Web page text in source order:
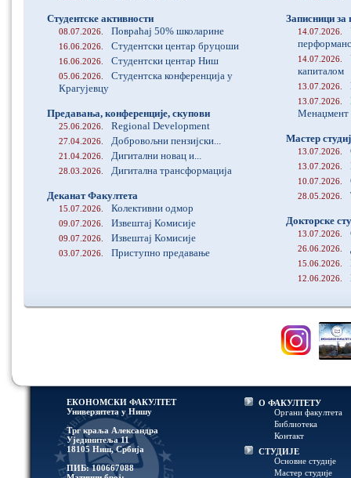
Студентске активности
08.07.2026. Повраћај 50% школарине
16.06.2026. Студентски центар бруцоши
16.06.2026. Студентски центар Ниш
05.06.2026.
Студентска конференција у
Крагујевцу
Предавања, конференције, скупови
25.06.2026. Regional Development
27.04.2026. Добровољни пензијски...
21.04.2026. Дигитални новац и...
28.03.2026. Дигитална трансформација
Деканат Факултета
15.07.2026. Колективни одмор
09.07.2026. Извештај Комисије
09.07.2026. Извештај Комисије
03.07.2026. Приступно предавање
Записници за
14.07.2026.
14.07.2026.
капиталом
13.07.2026.
13.07.2026.
Менаџмент
Мастер
13.07.2026.
13.07.2026.
10.07.2026.
28.05.2026.
Докторске
13.07.2026.
26.06.2026.
15.06.2026.
12.06.2026.
ЕКОНОМСКИ ФАКУЛТЕТ
Универзитетa у Нишу
Трг краља Александра
Ујединитеља 11
18105 Ниш, Србија
ПИБ: 100667088
О ФАКУЛТЕТУ
Органи факултета
Библиотека
Контакт
СТУДИЈЕ
Основне студије
Мастер студије